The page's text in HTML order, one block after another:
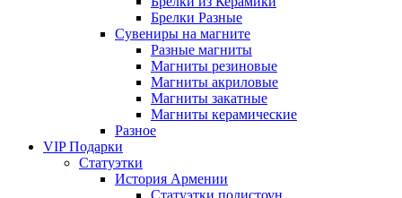
Брелки Разные
Сувениры на магните
Разные магниты
Магниты резиновые
Магниты акриловые
Магниты закатные
Магниты керамические
Разное
VIP Подарки
Статуэтки
История Армении
Статуэтки полистоун